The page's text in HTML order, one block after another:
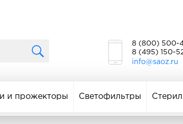
8 (800) 500-
8 (495) 150-
info@saoz.ru
и прожекторы Светофильтры